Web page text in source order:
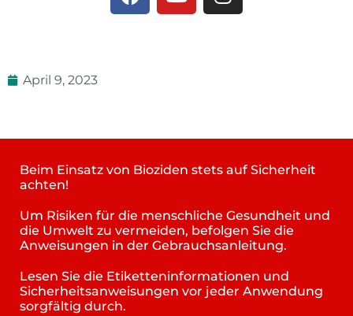
April 9, 2023
Beim Einsatz von Bioziden stets auf Sicherheit
achten!
Um Risiken für die menschliche Gesundheit und
die Umwelt zu vermeiden, befolgen Sie die
Anweisungen in der Gebrauchsanleitung.
Lesen Sie die Etiketteninformationen und
Sicherheitsanweisungen vor jeder Anwendung
sorgfältig durch.